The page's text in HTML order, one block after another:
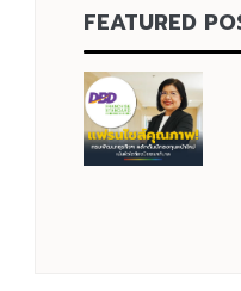
FEATURED